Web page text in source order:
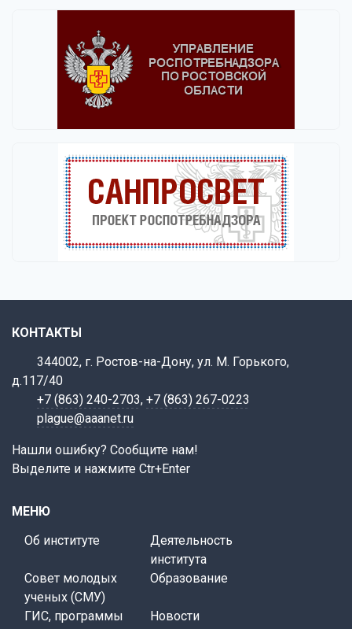
КОНТАКТЫ
344002, г. Ростов-на-Дону, ул. М. Горького,
д.117/40
+7 (863) 240-2703, +7 (863) 267-0223
plague@aaanet.ru
Нашли ошибку? Сообщите нам!
Выделите и нажмите Ctr+Enter
МЕНЮ
Об институте
Деятельность
института
Совет молодых
ученых (СМУ)
Образование
ГИС, программы
Новости